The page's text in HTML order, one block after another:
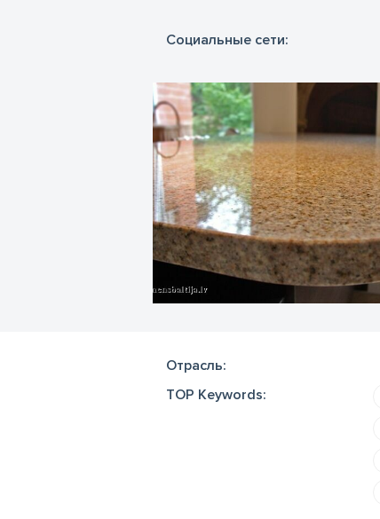
Социальные сети:
Отрасль:
TOP Keywords: